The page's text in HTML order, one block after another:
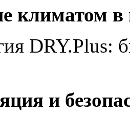
климатом в
DRY.Plus:
и